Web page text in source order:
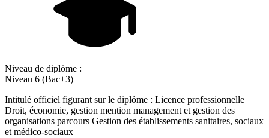
Niveau de diplôme :
Niveau 6 (Bac+3)
Intitulé officiel figurant sur le diplôme : Licence professionnelle
Droit, économie, gestion mention management et gestion des
organisations parcours Gestion des établissements sanitaires, sociaux
et médico-sociaux